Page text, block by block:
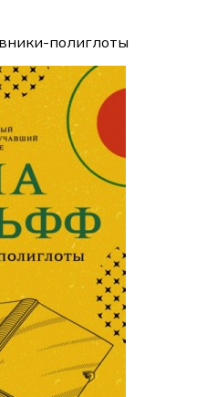
полиглоты